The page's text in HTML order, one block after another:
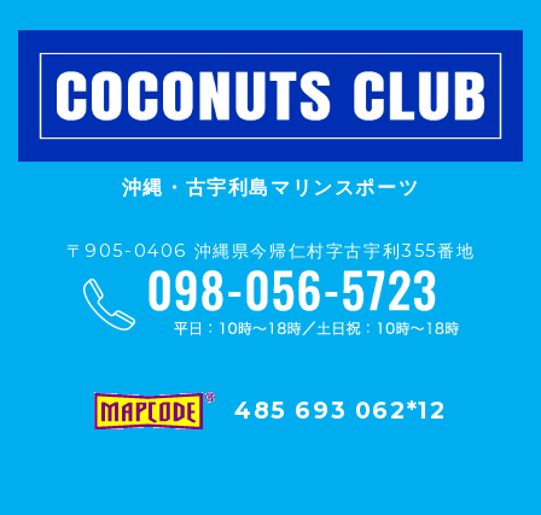
沖縄・古宇利島マリンスポーツ
〒905-0406 沖縄県今帰仁村字古宇利355番地
485 693 062*12